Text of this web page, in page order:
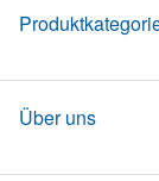
Über uns